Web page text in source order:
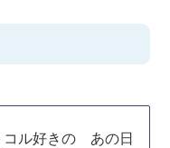
コル好きの あの日